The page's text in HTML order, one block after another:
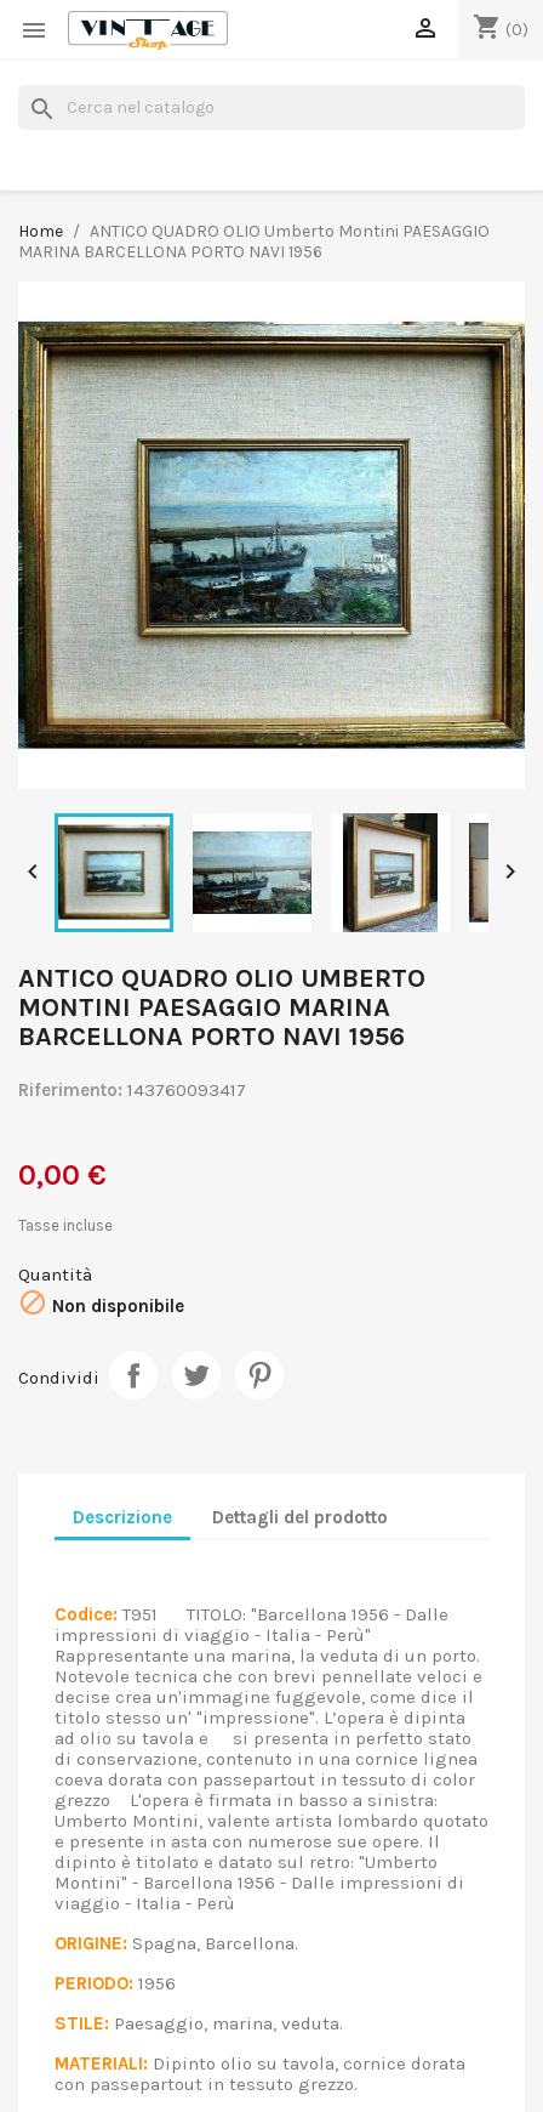
 shopping_cart (0)

search
Home
ANTICO QUADRO OLIO Umberto Montini PAESAGGIO
MARINA BARCELLONA PORTO NAVI 1956
 
ANTICO QUADRO OLIO UMBERTO
MONTINI PAESAGGIO MARINA
BARCELLONA PORTO NAVI 1956
Riferimento: 143760093417
0,00 €
Tasse incluse
Quantità
 Non disponibile
Condividi
Descrizione Dettagli del prodotto
Codice:T951 TITOLO: "Barcellona 1956 - Dalle
impressioni di viaggio - Italia - Perù"
Rappresentante una marina, la veduta di un porto.
Notevole tecnica che con brevi pennellate veloci e
decise crea un'immagine fuggevole, come dice il
titolo stesso un' "impressione". L’opera è dipinta
ad olio su tavola e si presenta in perfetto stato
di conservazione, contenuto in una cornice lignea
coeva dorata con passepartout in tessuto di color
grezzo L'opera è firmata in basso a sinistra:
Umberto Montini, valente artista lombardo quotato
e presente in asta con numerose sue opere. Il
dipinto è titolato e datato sul retro: "Umberto
Montini" - Barcellona 1956 - Dalle impressioni di
viaggio - Italia - Perù
ORIGINE: Spagna, Barcellona.
PERIODO: 1956
STILE: Paesaggio, marina, veduta.
MATERIALI: Dipinto olio su tavola, cornice dorata
con passepartout in tessuto grezzo.